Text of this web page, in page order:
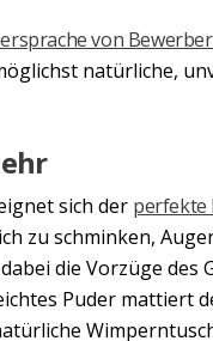
von
natürliche,
sich der perfekte
zu schminken,
die Vorzüge
Puder mattiert